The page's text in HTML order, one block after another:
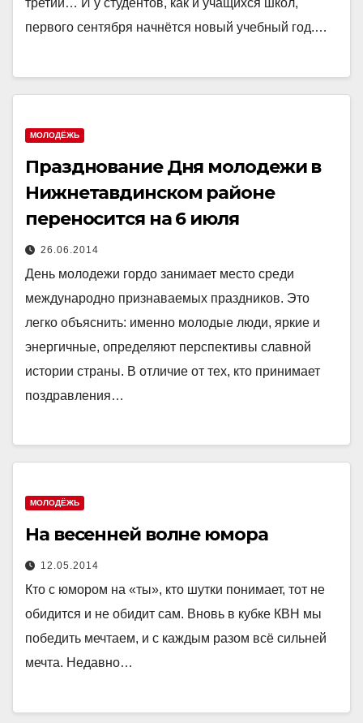
третий… И у студентов, как и учащихся школ,
первого сентября начнётся новый учебный год.…
МОЛОДЁЖЬ
Празднование Дня молодежи в
Нижнетавдинском районе
переносится на 6 июля
26.06.2014
День молодежи гордо занимает место среди
международно признаваемых праздников. Это
легко объяснить: именно молодые люди, яркие и
энергичные, определяют перспективы славной
истории страны. В отличие от тех, кто принимает
поздравления…
МОЛОДЁЖЬ
На весенней волне юмора
12.05.2014
Кто с юмором на «ты», кто шутки понимает, тот не
обидится и не обидит сам. Вновь в кубке КВН мы
победить мечтаем, и с каждым разом всё сильней
мечта. Недавно…